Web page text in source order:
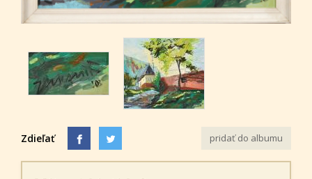
Zdieľať pridať do albumu